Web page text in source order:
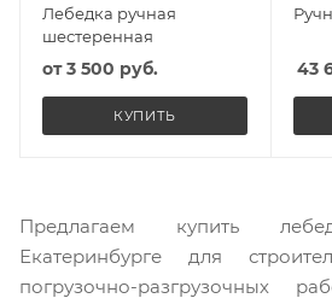
Лебедка ручная
шестеренная
от3 500 руб.
КУПИТЬ
43
Предлагаем купить
Екатеринбурге для
погрузочно-разгрузочных